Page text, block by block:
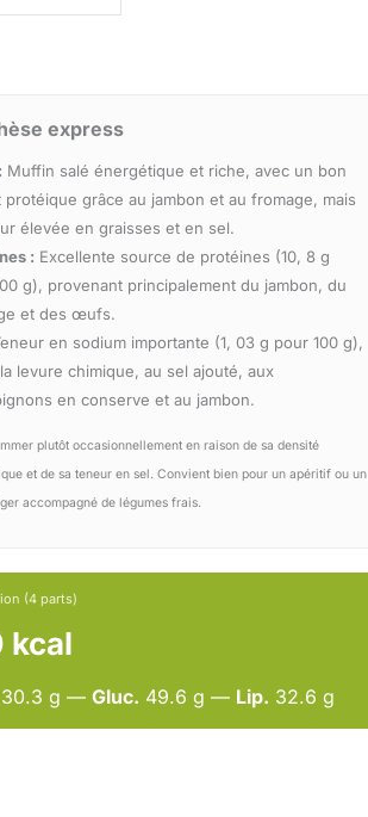
express
Muffin salé énergétique et riche, avec un bon
protéique grâce au jambon et au fromage, mais
élevée en graisses et en sel.
: Excellente source de protéines (10, 8 g
g), provenant principalement du jambon, du
et des œufs.
en sodium importante (1, 03 g pour 100 g),
levure chimique, au sel ajouté, aux
en conserve et au jambon.
plutôt occasionnellement en raison de sa densité
et de sa teneur en sel. Convient bien pour un apéritif ou un
accompagné de légumes frais.
(4 parts)
kcal
30.3 g —Gluc. 49.6 g — Lip. 32.6 g